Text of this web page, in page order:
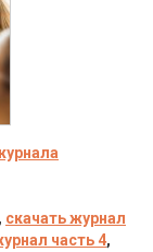
, скачать журнал
часть 4,